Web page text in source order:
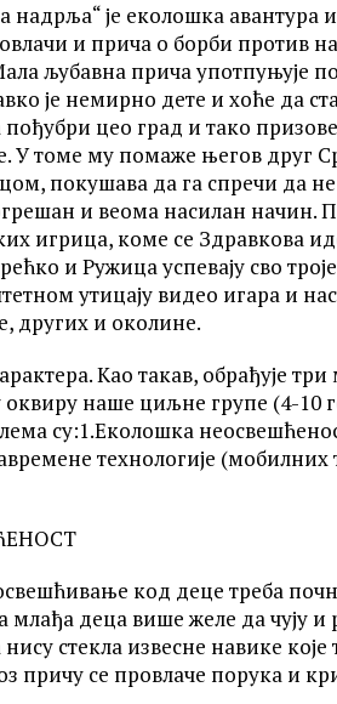
је еколошка авантура и
и прича о борби против
љубавна прича употпуњује
је немирно дете и хоће да
пођубри цео град и тако
томе му помаже његов друг
покушава да га спречи да
и веома насилан начин.
игрица, коме се Здравкова
и Ружица успевају сво
утицају видео игара и
других и околине.
Као такав, обрађује
оквиру наше циљне групе (4-10
су:1.Еколошка
технологије
код деце треба
деца више желе да чују и
стекла извесне навике
причу се провлаче порука и